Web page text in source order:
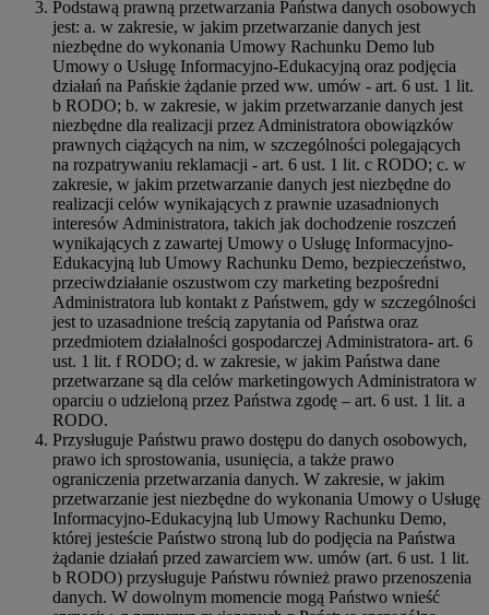
Podstawą prawną przetwarzania Państwa danych osobowych
jest: a. w zakresie, w jakim przetwarzanie danych jest
niezbędne do wykonania Umowy Rachunku Demo lub
Umowy o Usługę Informacyjno-Edukacyjną oraz podjęcia
działań na Pańskie żądanie przed ww. umów - art. 6 ust. 1 lit.
b RODO; b. w zakresie, w jakim przetwarzanie danych jest
niezbędne dla realizacji przez Administratora obowiązków
prawnych ciążących na nim, w szczególności polegających
na rozpatrywaniu reklamacji - art. 6 ust. 1 lit. c RODO; c. w
zakresie, w jakim przetwarzanie danych jest niezbędne do
realizacji celów wynikających z prawnie uzasadnionych
interesów Administratora, takich jak dochodzenie roszczeń
wynikających z zawartej Umowy o Usługę Informacyjno-
Edukacyjną lub Umowy Rachunku Demo, bezpieczeństwo,
przeciwdziałanie oszustwom czy marketing bezpośredni
Administratora lub kontakt z Państwem, gdy w szczególności
jest to uzasadnione treścią zapytania od Państwa oraz
przedmiotem działalności gospodarczej Administratora- art. 6
ust. 1 lit. f RODO; d. w zakresie, w jakim Państwa dane
przetwarzane są dla celów marketingowych Administratora w
oparciu o udzieloną przez Państwa zgodę – art. 6 ust. 1 lit. a
RODO.
Przysługuje Państwu prawo dostępu do danych osobowych,
prawo ich sprostowania, usunięcia, a także prawo
ograniczenia przetwarzania danych. W zakresie, w jakim
przetwarzanie jest niezbędne do wykonania Umowy o Usługę
Informacyjno-Edukacyjną lub Umowy Rachunku Demo,
której jesteście Państwo stroną lub do podjęcia na Państwa
żądanie działań przed zawarciem ww. umów (art. 6 ust. 1 lit.
b RODO) przysługuje Państwu również prawo przenoszenia
danych. W dowolnym momencie mogą Państwo wnieść